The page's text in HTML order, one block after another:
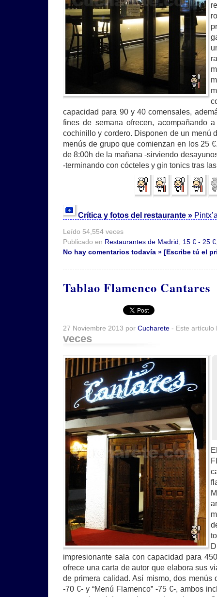
capacidad para 90 y 40 comensales,
fines de semana ofrecen, acompañando
cochinillo y cordero. Disponen de un menú
menús de grupo que comienzan en los 25
de 8:00h de la mañana -sirviendo
-terminando con cócteles y gin tonics tras
Crítica y fotos del restaurante »
Leído 54,554 veces
Publicado en Restaurantes de Madrid 15 € - 25 €
No hay comentarios todavía » [Escribe tú el
Tablao Flamenco Cantares
27 Noviembre 2013 por Cucharete - Este
veces
impresionante sala con capacidad para
ofrece una carta de autor que elabora sus
de primera calidad. Así mismo, dos menús
-70 €- y “Menú Flamenco” -75 €-, ambos